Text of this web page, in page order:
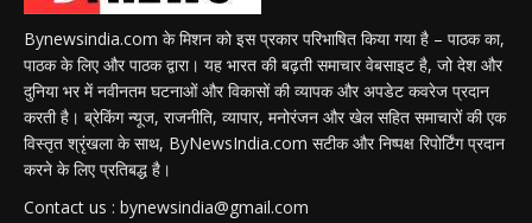
Bynewsindia.com के मिशन को इस प्रकार परिभाषित किया गया है – पाठक का,
पाठक के लिए और पाठक द्वारा। यह भारत की बढ़ती समाचार वेबसाइट है, जो देश और
दुनिया भर में नवीनतम घटनाओं और विकासों की व्यापक और अपडेट कवरेज प्रदान
करती है। ब्रेकिंग न्यूज, राजनीति, व्यापार, मनोरंजन और खेल सहित समाचारों की एक
विस्तृत श्रृंखला के साथ, ByNewsIndia.com सटीक और निष्पक्ष रिपोर्टिंग प्रदान
करने के लिए प्रतिबद्ध है।
Contact us : bynewsindia@gmail.com